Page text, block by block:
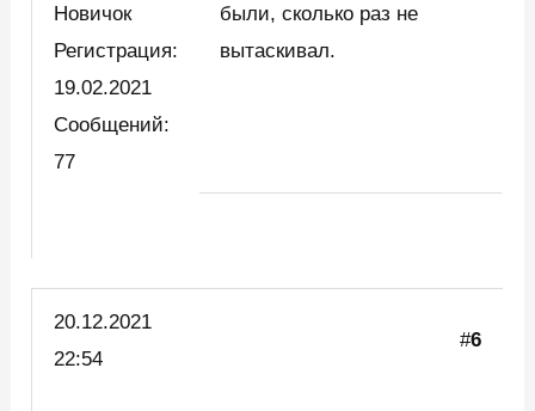
Новичок
Регистрация:
19.02.2021
Сообщений:
77
были, сколько раз не
вытаскивал.
20.12.2021
22:54
#6